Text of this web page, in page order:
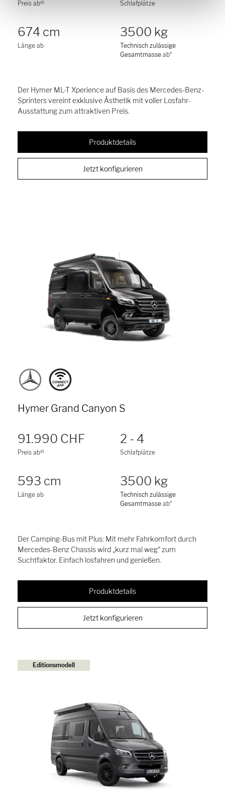
Preis aba) Schlafplätze
674 cm
Länge ab
3500 kg
Technisch zulässige
Gesamtmasse ab*
Der Hymer ML-T Xperience auf Basis des Mercedes-Benz-
Sprinters vereint exklusive Ästhetik mit voller Losfahr-
Ausstattung zum attraktiven Preis.
Produktdetails
Jetzt konfigurieren
Hymer Grand Canyon S
91.990 CHF
Preis aba)
2 - 4
Schlafplätze
593 cm
Länge ab
3500 kg
Technisch zulässige
Gesamtmasse ab*
Der Camping-Bus mit Plus: Mit mehr Fahrkomfort durch
Mercedes-Benz Chassis wird „kurz mal weg“ zum
Suchtfaktor. Einfach losfahren und genießen.
Produktdetails
Jetzt konfigurieren
Editionsmodell